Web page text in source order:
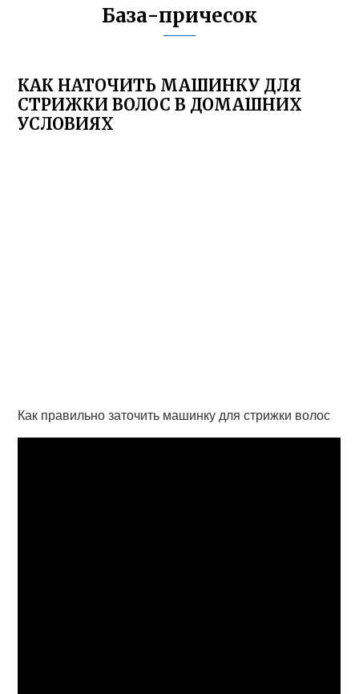
База-причесок
КАК НАТОЧИТЬ МАШИНКУ ДЛЯ
СТРИЖКИ ВОЛОС В ДОМАШНИХ
УСЛОВИЯХ
Как правильно заточить машинку для стрижки волос